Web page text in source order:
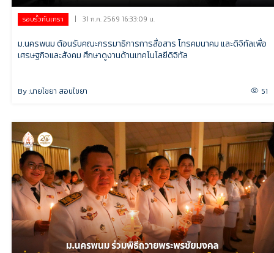
รอบรั้วกันเกรา | 31 ก.ค. 2569 16:33:09 น.
ม.นครพนม ต้อนรับคณะกรรมาธิการการสื่อสาร โทรคมนาคม และดิจิทัลเพื่อ
เศรษฐกิจและสังคม ศึกษาดูงานด้านเทคโนโลยีดิจิทัล
By :นายไชยา สอนไชยา 51